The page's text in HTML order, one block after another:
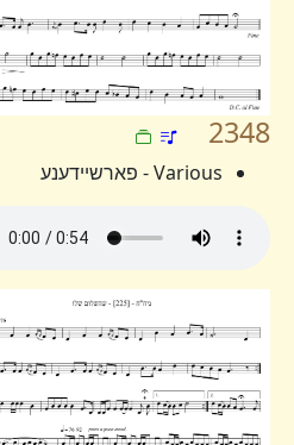
2348
Various - פארשיידענע